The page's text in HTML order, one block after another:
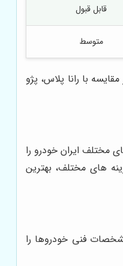
قابل قبول
متوسط
نیز دارد. در مقایسه با رانا پلاس، پژو
مختلف ایران خودرو را
های مختلف، بهترین
فنی خودروها را